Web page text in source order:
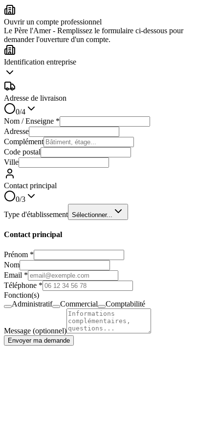
Ouvrir un compte professionnel
Le Père l'Amer- Remplissez le formulaire ci-dessous pour
demander l'ouverture d'un compte.
Identification entreprise
Adresse de livraison
0/4
Nom / Enseigne *
Adresse
Complément
Code postal
Ville
Contact principal
0/3
Type d'établissement Sélectionner...
Contact principal
Prénom *
Nom
Email *
Téléphone *
Fonction(s)
Administratif
Commercial Comptabilité
Message (optionnel)
Envoyer ma demande